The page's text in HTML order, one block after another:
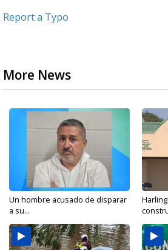
Report a Typo
More News
Un hombre acusado de disparar
a su...